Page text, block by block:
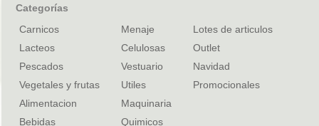
Categorías
Carnicos
Lacteos
Pescados
Vegetales y frutas
Alimentacion
Bebidas
Menaje
Celulosas
Vestuario
Utiles
Maquinaria
Quimicos
Lotes de articulos
Outlet
Navidad
Promocionales